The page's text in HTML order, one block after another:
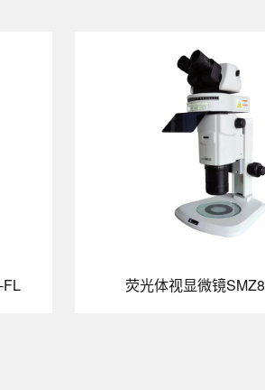
FL 荧光体视显微镜